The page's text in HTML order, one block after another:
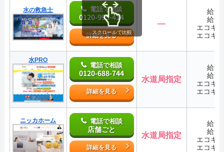
水の救急士 電話で相談
0120-995-414
詳細を見る
―
給湯
給湯
エコキ
エコキ
水PRO
電話で相談
0120-688-744
詳細を見る
水道局指定
給湯
給湯
エコキ
エコキ
ニッカホーム 電話で相談
店舗ごと
詳細を見る
水道局指定
給湯
給湯
エコキ
エコキ
スクロールで比較